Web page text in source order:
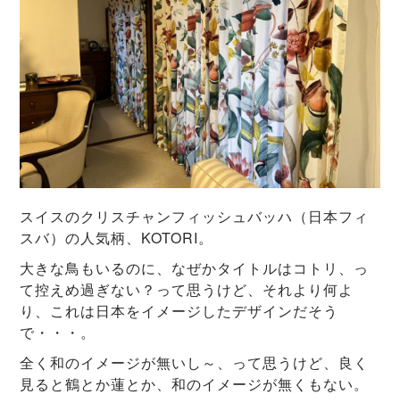
スイスのクリスチャンフィッシュバッハ（日本フィ
スバ）の人気柄、KOTORI。
大きな鳥もいるのに、なぜかタイトルはコトリ、っ
て控えめ過ぎない？って思うけど、それより何よ
り、これは日本をイメージしたデザインだそう
で・・・。
全く和のイメージが無いし～、って思うけど、良く
見ると鶴とか蓮とか、和のイメージが無くもない。